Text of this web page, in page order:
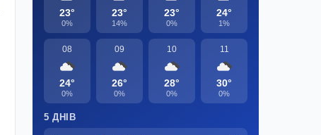
23°
0%
23°
14%
23°
0%
24°
1%
08
24°
0%
09
26°
0%
10
28°
0%
11
30°
0%
5 ДНІВ